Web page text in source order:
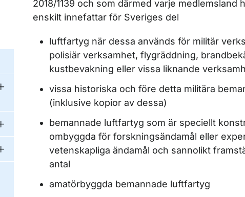
Undermeny för Flygtillstånd (permit to fly)
Undermeny för Fortsatt luftvärdighet
Undermeny för Import av luftfartyg
2018/1139 och som därmed varje medlemsland
enskilt innefattar för Sveriges del
luftfartyg när dessa används för militär
polisiär verksamhet, flygräddning,
kustbevakning eller vissa liknande
vissa historiska och före detta militära
(inklusive kopior av dessa)
bemannade luftfartyg som är speciellt
ombyggda för forskningsändamål eller
vetenskapliga ändamål och sannolikt
antal
amatörbyggda bemannade luftfartyg